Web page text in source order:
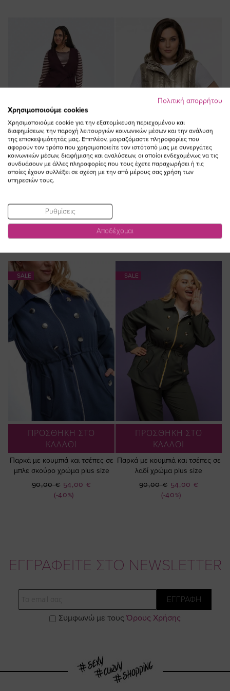
Γιλέκο κρουαζέ με κορδόνι σε
γκρενά χρώμα plus size
40,00 €
τρουκς σε χρυσό χρώμα
55,00 €
SALE
ΠΡΟΣΘΗΚΗ ΣΤΟ
ΚΑΛΑΘΙ
Παρκά με κουμπιά και τσέπες σε
μπλε σκούρο χρώμα plus size
(-40%)
Ειδική
Τιμή
54,00 €
90,00 €
SALE
ΠΡΟΣΘΗΚΗ ΣΤΟ
ΚΑΛΑΘΙ
Παρκά με κουμπιά και τσέπες σε
λαδί χρώμα plus size
(-40%)
Ειδική
Τιμή
54,00 €
90,00 €
ΕΓΓΡΑΦΕΙΤΕ ΣΤΟ NEWSLETTER
ΕΓΓΡΑΦΗ
Συμφωνώ με τους Όρους Χρήσης
Πολιτική απορρήτου
Χρησιμοποιούμε cookies
Χρησιμοποιούμε cookie για την εξατομίκευση περιεχομένου και
διαφημίσεων, την παροχή λειτουργιών κοινωνικών μέσων και την ανάλυση
της επισκεψιμότητάς μας. Επιπλέον, μοιραζόμαστε πληροφορίες που
αφορούν τον τρόπο που χρησιμοποιείτε τον ιστότοπό μας με συνεργάτες
κοινωνικών μέσων, διαφήμισης και αναλύσεων, οι οποίοι ενδεχομένως να τις
συνδυάσουν με άλλες πληροφορίες που τους έχετε παραχωρήσει ή τις
οποίες έχουν συλλέξει σε σχέση με την από μέρους σας χρήση των
υπηρεσιών τους.
Ρυθμίσεις
Αποδέχομαι